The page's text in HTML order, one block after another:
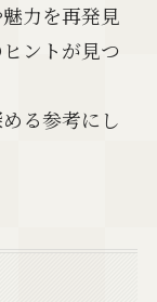
力を再発見
ントが見つ
る参考にし